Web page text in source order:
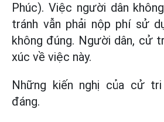
Phúc). Việc người dân
tránh vẫn phải nộp phí sử
không đúng. Người dân, cử
xúc về việc này.
Những kiến nghị của cử
đáng.